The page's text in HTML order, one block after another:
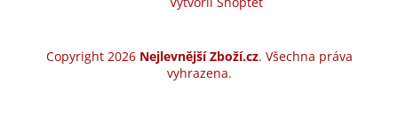
Copyright 2026 Nejlevnější Zboží.cz. Všechna práva
vyhrazena.